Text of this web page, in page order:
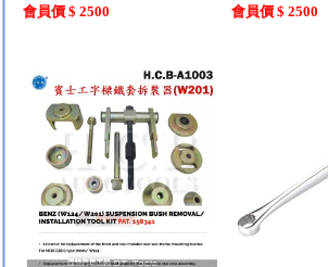
會員價 $ 2500 會員價 $ 2500